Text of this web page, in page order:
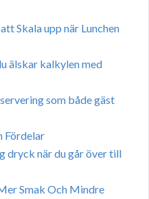
Skala upp när Lunchen
älskar kalkylen med
som både gäst
Fördelar
dryck när du går över till
Smak Och Mindre